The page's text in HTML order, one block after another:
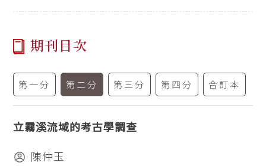
期刊目次
第一分 第二分 第三分 第四分 合訂本
立霧溪流域的考古學調查
陳仲玉